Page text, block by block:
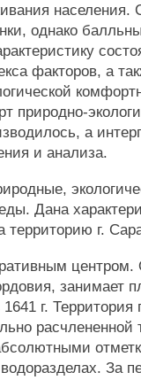
населения.
однако
факторов, а
природно-
а
и анализа.
Дана
территорию г.
занимает
г. Территория
расчлененной
За